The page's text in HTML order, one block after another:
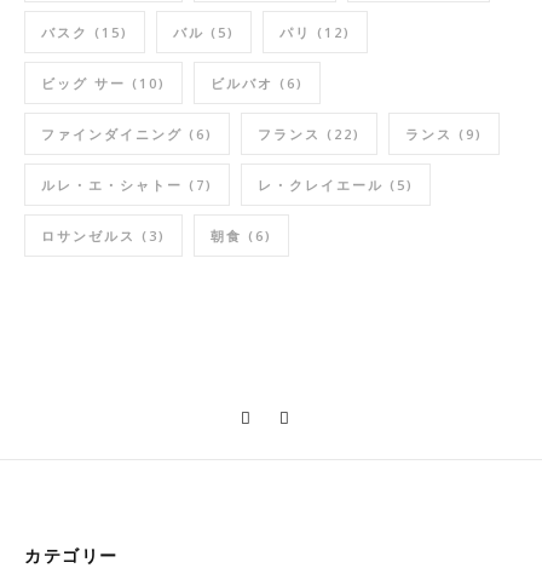
バスク (15) バル (5) パリ (12)
ビッグ サー (10) ビルバオ (6)
ファインダイニング (6) フランス (22) ランス (9)
ルレ・エ・シャトー (7) レ・クレイエール (5)
ロサンゼルス (3) 朝食 (6)
カテゴリー